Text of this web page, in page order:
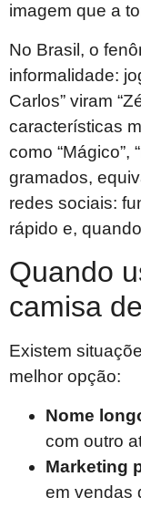
imagem que a
No Brasil, o
informalidade:
Carlos” viram
características
como “Mágico”,
gramados,
redes sociais:
rápido e,
Quando
camisa
Existem
melhor opção:
Nome
com outro
Marketing
em vendas